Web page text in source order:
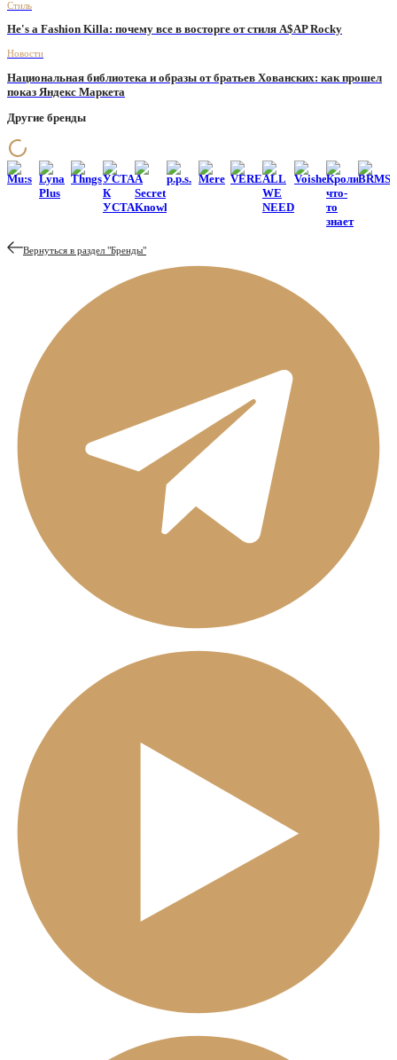
Стиль
He's a Fashion Killa: почему все в восторге от стиля A$AP Rocky
Новости
Национальная библиотека и образы от братьев Хованских: как прошел
показ Яндекс Маркета
Другие бренды
Mu:s Lyna
Plus
ThngsУСТА
К
УСТАМ
A
Secret
Knowledge
p.p.s. Mere VEREJA
ALL
WE
NEED
VoisheКролик
что-
то
знает
Вернуться в раздел "Бренды"